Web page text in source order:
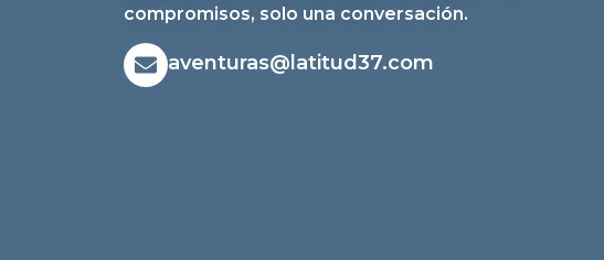
compromisos, solo una conversación.
aventuras@latitud37.com